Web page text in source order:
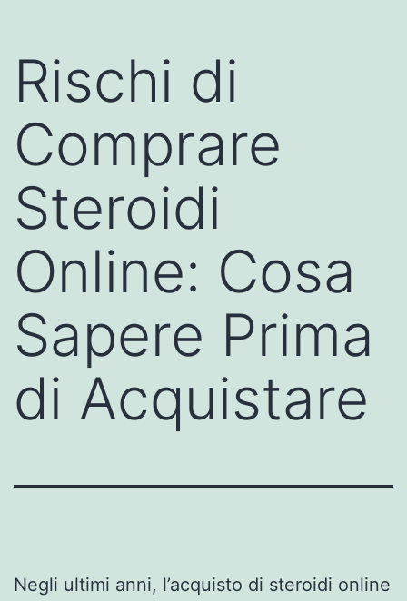
Rischi di
Comprare
Steroidi
Online: Cosa
Sapere Prima
di Acquistare
Negli ultimi anni, l’acquisto di steroidi online